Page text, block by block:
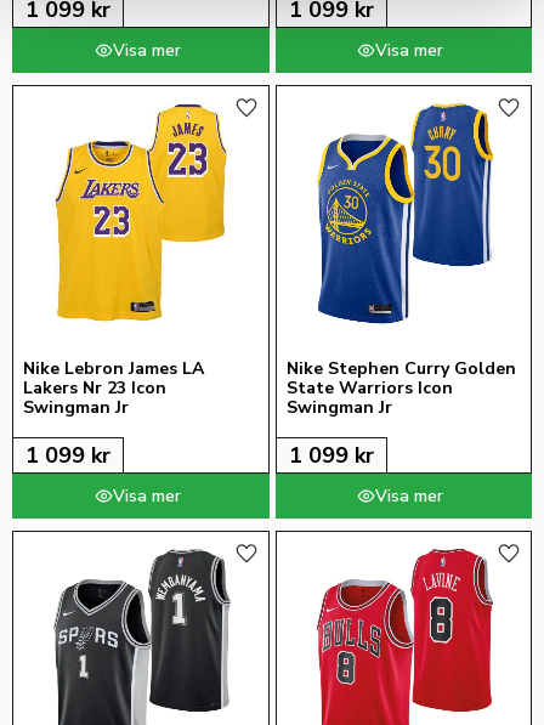
1 099 kr 1 099kr
Nike Lebron James LA
Lakers Nr 23 Icon
Swingman Jr
1 099 kr
Lägg till i favoriter
Nike Stephen Curry Golden
State Warriors Icon
Swingman Jr
1 099kr
Lägg till i favoriter